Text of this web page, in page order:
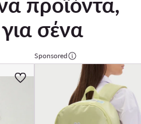
σένα
Sponsored